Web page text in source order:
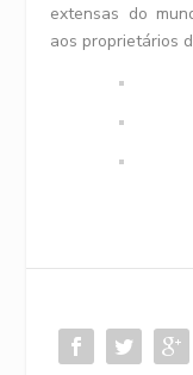
extensas do
aos proprietários